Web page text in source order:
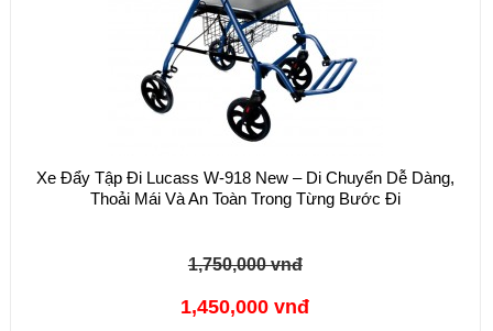
Xe Đẩy Tập Đi Lucass W-918 New – Di Chuyển Dễ Dàng,
Thoải Mái Và An Toàn Trong Từng Bước Đi
1,750,000 vnđ
1,450,000 vnđ